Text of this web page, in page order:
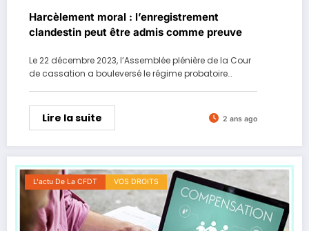
Harcèlement moral : l’enregistrement
clandestin peut être admis comme preuve
Le 22 décembre 2023, l’Assemblée plénière de la Cour
de cassation a bouleversé le régime probatoire…
Lire la suite 2 ans ago
L'actu De La CFDT VOS DROITS